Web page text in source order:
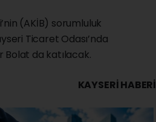
(AKİB) sorumluluk
Ticaret Odası’nda
da katılacak.
KAYSERI HABERİ